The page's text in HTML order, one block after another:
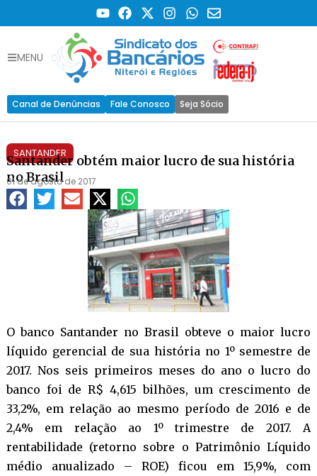
MENU
Canal de Denúncias Fale Conosco Seja Sócio
SANTANDER
Santander obtém maior lucro de sua história
no Brasil
01 de agosto de 2017
O banco Santander no Brasil obteve o maior lucro
líquido gerencial de sua história no 1º semestre de
2017. Nos seis primeiros meses do ano o lucro do
banco foi de R$ 4,615 bilhões, um crescimento de
33,2%, em relação ao mesmo período de 2016 e de
2,4% em relação ao 1º trimestre de 2017. A
rentabilidade (retorno sobre o Patrimônio Líquido
médio anualizado – ROE) ficou em 15,9%, com